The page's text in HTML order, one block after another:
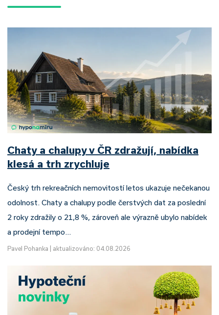
Chaty a chalupy v ČR zdražují, nabídka
klesá a trh zrychluje
Český trh rekreačních nemovitostí letos ukazuje nečekanou
odolnost. Chaty a chalupy podle čerstvých dat za poslední
2 roky zdražily o 21,8 %, zároveň ale výrazně ubylo nabídek
a prodejní tempo…
Pavel Pohanka aktualizováno: 04.08.2026